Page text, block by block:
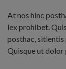
At nos hinc
lex prohibet.
posthac,
Quisque ut dolor